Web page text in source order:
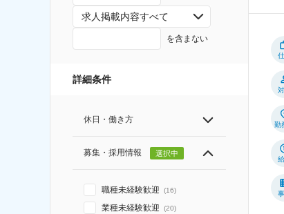
求人掲載内容すべて
を含まない
詳細条件
休日・働き方
募集・採用情報 選択中
職種未経験歓迎 (16)
業種未経験歓迎 (20)
勤